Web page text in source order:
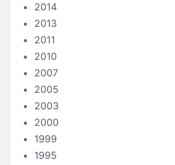
2014
2013
2011
2010
2007
2005
2003
2000
1999
1995